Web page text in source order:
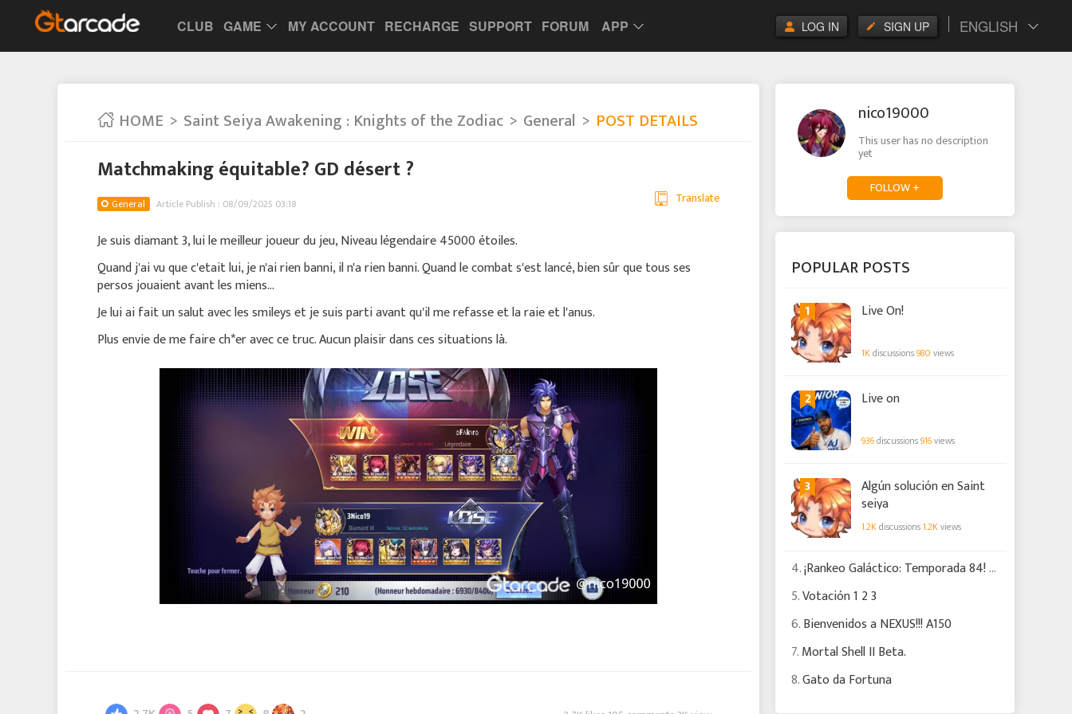
CLUB GAME MY ACCOUNT RECHARGE SUPPORT FORUM APP ENGLISH
SIGN UP
LOG IN
HOME Saint Seiya Awakening : Knights of the Zodiac General POST DETAILS
Matchmaking équitable? GD désert ?
General Article Publish : 08/09/2025 03:18 Translate
Je suis diamant 3, lui le meilleur joueur du jeu, Niveau légendaire 45000 étoiles.
Quand j'ai vu que c'etait lui, je n'ai rien banni, il n'a rien banni. Quand le combat s'est lancé, bien sûr que tous ses
persos jouaient avant les miens...
Je lui ai fait un salut avec les smileys et je suis parti avant qu'il me refasse et la raie et l'anus.
Plus envie de me faire ch*er avec ce truc. Aucun plaisir dans ces situations là.
nico19000
This user has no description
yet
FOLLOW +
POPULAR POSTS
1 Live On!
1Kdiscussions980 views
2 Live on
936discussions916views
3
Algún solución en Saint
seiya
1.2Kdiscussions1.2Kviews
4.¡Rankeo Galáctico: Temporada 84! Eris RC pisa fuerte mientras cambia el meta
5.Votación 1 2 3
6.Bienvenidos a NEXUS!!! A150
7.Mortal Shell II Beta.
8.Gato da Fortuna